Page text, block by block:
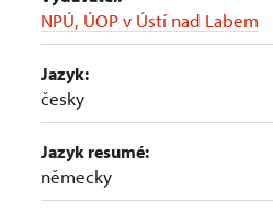
NPÚ, ÚOP v Ústí nad Labem
Jazyk:
česky
Jazyk resumé:
německy